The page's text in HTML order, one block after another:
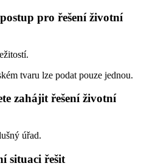
pro řešení životní
tvaru lze podat pouze jednou.
zahájit řešení životní
úřad.
situaci řešit